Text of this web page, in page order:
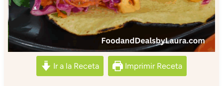
Ir a la Receta Imprimir Receta